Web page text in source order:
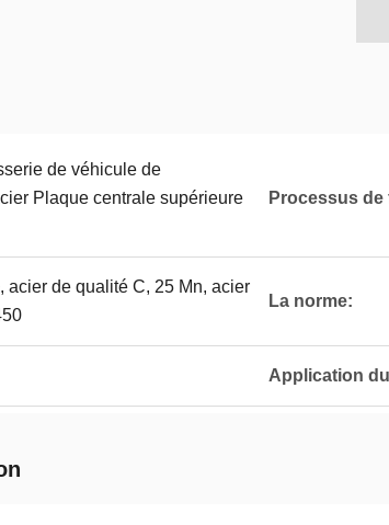
de véhicule de
Plaque centrale supérieure
Processus
acier de qualité C, 25 Mn, acier
La norme:
Application